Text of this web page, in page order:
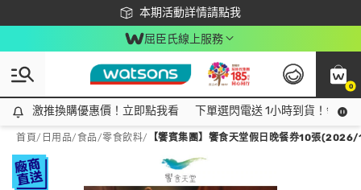
本期活動詳情請點我
下載app最高回饋$350
屈臣氏線上服務
0
激推換購優惠價！立即點我看
激推換購優惠價！立即點我看 下單選閃電送 1小時到貨！領神
首頁/ 日用品/食品/零食飲料/ 【饗賓集團】饗食天堂假日晚餐券10張